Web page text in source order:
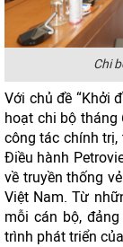
Chi
Với chủ đề “Khởi
hoạt chi bộ tháng
công tác chính
Điều hành
về truyền thống
Việt Nam. Từ
mỗi cán bộ,
trình phát triển